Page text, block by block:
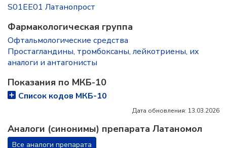
S01EE01 Латанопрост
Фармакологическая группа
Офтальмологические средства
Простагландины, тромбоксаны, лейкотриены, их
аналоги и антагонисты
Показания по МКБ-10
Список кодов МКБ-10
Дата обновления: 13.03.2026
Аналоги (синонимы) препарата Латаномол
Все аналоги препарата